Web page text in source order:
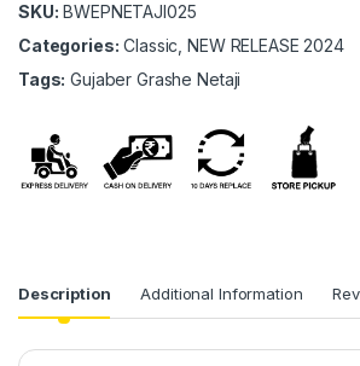
SKU: BWEPNETAJI025
Categories: Classic, NEW RELEASE 2024
Tags: Gujaber Grashe Netaji
Description Additional Information